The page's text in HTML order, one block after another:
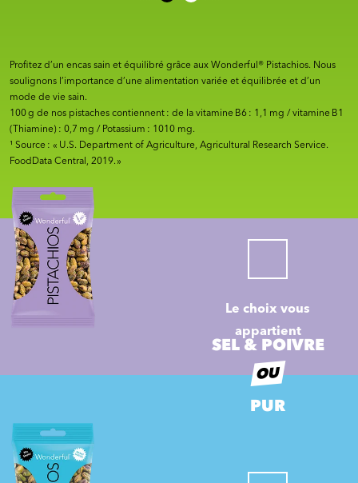
Profitez d’un encas sain et équilibré grâce aux Wonderful® Pistachios. Nous
soulignons l’importance d’une alimentation variée et équilibrée et d’un
mode de vie sain.
100 g de nos pistaches contiennent : de la vitamine B6 : 1,1 mg / vitamine B1
(Thiamine) : 0,7 mg / Potassium : 1010 mg.
¹ Source : « U.S. Department of Agriculture, Agricultural Research Service.
FoodData Central, 2019. »
Le choix vous
appartient
SEL & POIVRE
OU
PUR